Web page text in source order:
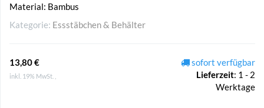
Material: Bambus
Kategorie: Essstäbchen & Behälter
13,80 €
inkl. 19% MwSt. ,
sofort verfügbar
Lieferzeit: 1 - 2
Werktage